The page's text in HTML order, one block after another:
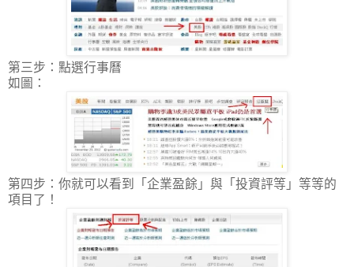
第三步：點選行事曆
如圖：
第四步：你就可以看到「企業盈餘」與「投資評等」等等的
項目了！